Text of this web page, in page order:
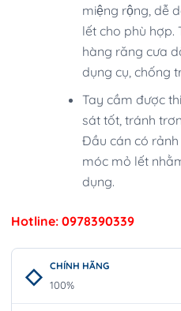
miệng rộng, dễ
lết cho phù hợp.
hàng răng cưa
dụng cụ, chống
Tay cầm được
sát tốt, tránh
Đầu cán có
móc mỏ lết
dụng.
Hotline: 0978390339
CHÍNH HÃNG
100%